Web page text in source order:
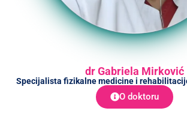
dr Gabriela Mirković
Specijalista fizikalne medicine i
O doktoru